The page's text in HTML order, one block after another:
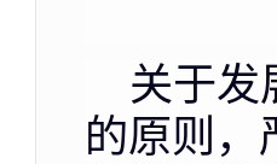
关于发
的原则，